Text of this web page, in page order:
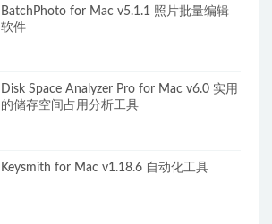
BatchPhoto for Mac v5.1.1 照片批量编辑
软件
Disk Space Analyzer Pro for Mac v6.0 实用
的储存空间占用分析工具
Keysmith for Mac v1.18.6 自动化工具